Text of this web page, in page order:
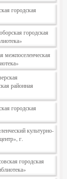
городская
городская
районная
городская
культурно-
г.
городская